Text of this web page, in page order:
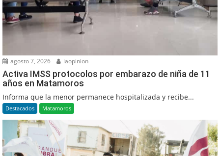
agosto 7, 2026 laopinion
Activa IMSS protocolos por embarazo de niña de 11
años en Matamoros
Informa que la menor permanece hospitalizada y recibe...
Destacados Matamoros